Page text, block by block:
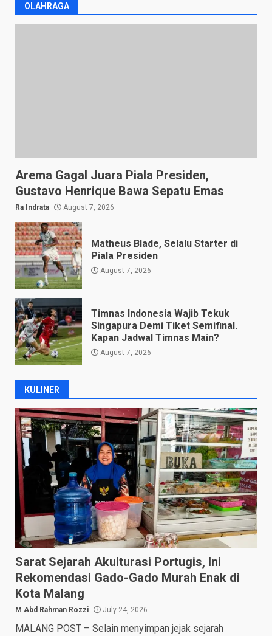
OLAHRAGA
Arema Gagal Juara Piala Presiden,
Gustavo Henrique Bawa Sepatu Emas
Ra Indrata August 7, 2026
Matheus Blade, Selalu Starter di
Piala Presiden
August 7, 2026
Timnas Indonesia Wajib Tekuk
Singapura Demi Tiket Semifinal.
Kapan Jadwal Timnas Main?
August 7, 2026
KULINER
Sarat Sejarah Akulturasi Portugis, Ini
Rekomendasi Gado-Gado Murah Enak di
Kota Malang
M Abd Rahman Rozzi July 24, 2026
MALANG POST – Selain menyimpan jejak sejarah